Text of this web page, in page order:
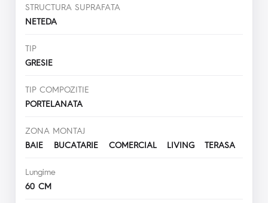
STRUCTURA SUPRAFATA
NETEDA
TIP
GRESIE
TIP COMPOZITIE
PORTELANATA
ZONA MONTAJ
BAIE BUCATARIE COMERCIAL LIVING TERASA
Lungime
60 CM